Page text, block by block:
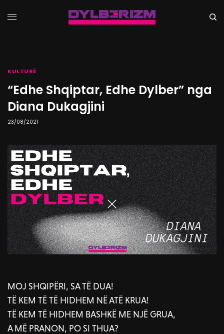
KULTURË
“Edhe Shqiptar, Edhe Dylber” nga
Diana Dukagjini
23/08/2021
MOJ SHQIPËRI, SA TË DUA!
TË KEM TË TË HIDHEM NË ATË KRUA!
TË KEM TË HIDHEM BASHKË ME NJË GRUA,
A MË PRANON, PO SI THUA?